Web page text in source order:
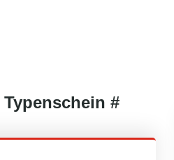
Typenschein #